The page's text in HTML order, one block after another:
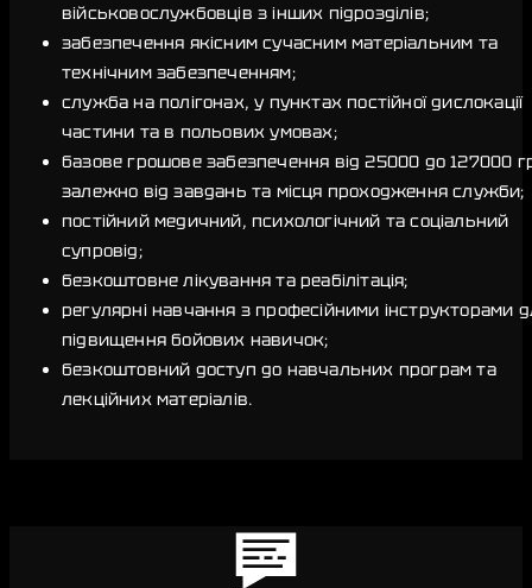
військовослужбовців з інших підрозділів;
забезпечення якісним сучасним матеріальним та
технічним забезпеченням;
служба на полігонах, у пунктах постійної дислокації
частини та в польових умовах;
базове грошове забезпечення від 25000 до 127000
залежно від завдань та місця проходження служби;
постійний медичний, психологічний та соціальний
супровід;
безкоштовне лікування та реабілітація;
регулярні навчання з професійними інструкторами
підвищення бойових навичок;
безкоштовний доступ до навчальних програм та
лекційних матеріалів.